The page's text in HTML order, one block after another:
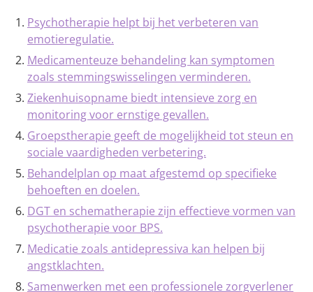
Psychotherapie helpt bij het verbeteren van
emotieregulatie.
Medicamenteuze behandeling kan symptomen
zoals stemmingswisselingen verminderen.
Ziekenhuisopname biedt intensieve zorg en
monitoring voor ernstige gevallen.
Groepstherapie geeft de mogelijkheid tot steun en
sociale vaardigheden verbetering.
Behandelplan op maat afgestemd op specifieke
behoeften en doelen.
DGT en schematherapie zijn effectieve vormen van
psychotherapie voor BPS.
Medicatie zoals antidepressiva kan helpen bij
angstklachten.
Samenwerken met een professionele zorgverlener